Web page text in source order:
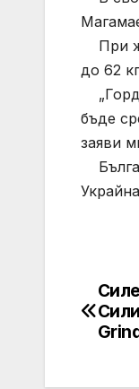
При
до 62
бъде
заяви
Post